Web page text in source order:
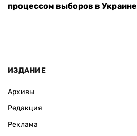
процессом выборов в Украине
ИЗДАНИЕ
Архивы
Редакция
Реклама